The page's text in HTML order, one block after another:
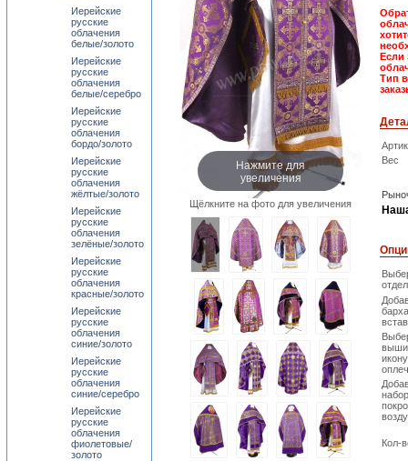
Нажмите для
увеличения
Щёлкните на фото для увеличения
Если
Тип
Вес
набор
Кол-
Иерейские
русские
облачения
белые/золото
Иерейские
русские
облачения
белые/серебро
Иерейские
русские
облачения
бордо/золото
Иерейские
русские
облачения
жёлтые/золото
Иерейские
русские
облачения
зелёные/золото
Иерейские
русские
облачения
красные/золото
Иерейские
русские
облачения
синие/золото
Иерейские
русские
облачения
синие/серебро
Иерейские
русские
облачения
фиолетовые/
золото